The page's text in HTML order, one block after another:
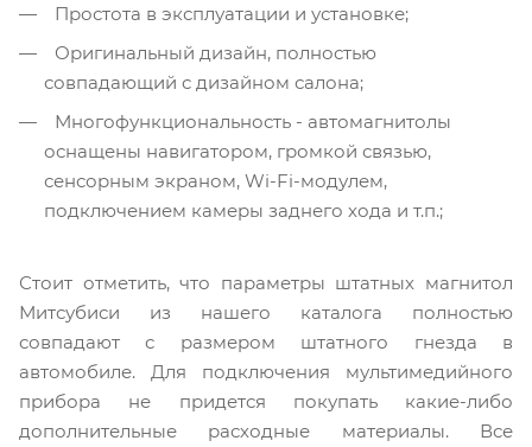
Простота в эксплуатации и установке;
Оригинальный дизайн, полностью
совпадающий с дизайном салона;
Многофункциональность - автомагнитолы
оснащены навигатором, громкой связью,
сенсорным экраном, Wi-Fi-модулем,
подключением камеры заднего хода и т.п.;
Стоит отметить, что параметры штатных магнитол
Митсубиси из нашего каталога полностью
совпадают с размером штатного гнезда в
автомобиле. Для подключения мультимедийного
прибора не придется покупать какие-либо
дополнительные расходные материалы. Все